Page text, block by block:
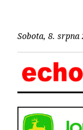
Sobota, 8. srpna